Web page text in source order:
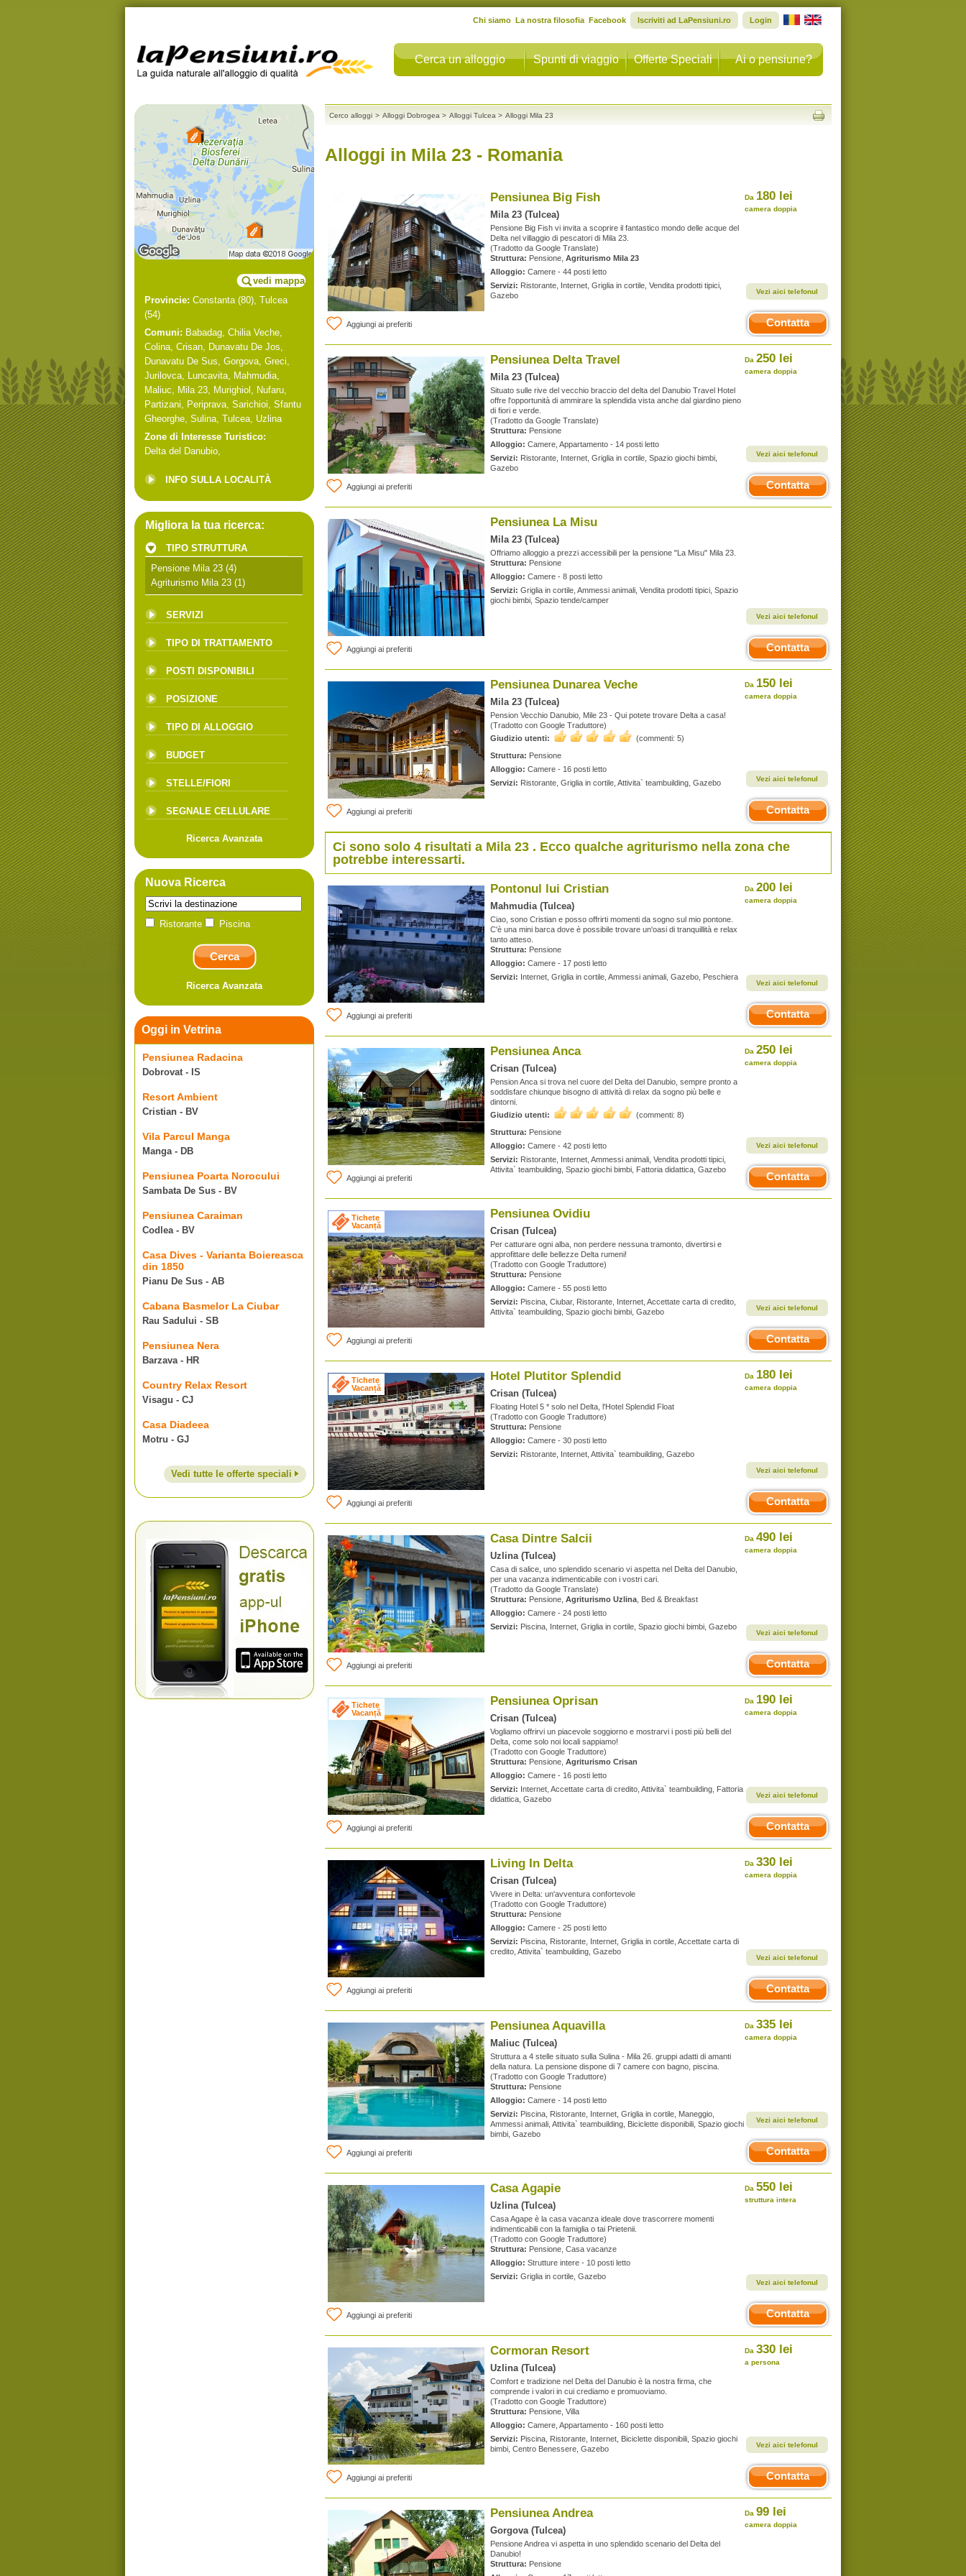
Cerca un alloggio Spunti di viaggio Offerte Speciali Ai o pensiune?
Chi siamo La nostra filosofia Facebook Iscriviti ad LaPensiuni.ro Login
vedi mappa
Provincie: Constanta(80), Tulcea
(54)
Comuni: Babadag, Chilia Veche,
Colina, Crisan, Dunavatu De Jos,
Dunavatu De Sus, Gorgova, Greci,
Jurilovca, Luncavita, Mahmudia,
Maliuc, Mila 23, Murighiol , Nufaru,
Partizani, Periprava, Sarichioi, Sfantu
Gheorghe, Sulina, Tulcea, Uzlina
Zone di Interesse Turistico:
Delta del Danubio,
INFO SULLA LOCALITÀ
Migliora la tua ricerca:
TIPO STRUTTURA
Pensione Mila 23 (4)
Agriturismo Mila 23 (1)
SERVIZI
TIPO DI TRATTAMENTO
POSTI DISPONIBILI
POSIZIONE
TIPO DI ALLOGGIO
BUDGET
STELLE/FIORI
SEGNALE CELLULARE
Ricerca Avanzata
Nuova Ricerca
Ristorante Piscina
Ricerca Avanzata
Oggi in Vetrina
Pensiunea Radacina
Dobrovat - IS
Resort Ambient
Cristian - BV
Vila Parcul Manga
Manga - DB
Pensiunea Poarta Norocului
Sambata De Sus - BV
Pensiunea Caraiman
Codlea - BV
Casa Dives - Varianta Boiereasca
din 1850
Pianu De Sus - AB
Cabana Basmelor La Ciubar
Rau Sadului - SB
Pensiunea Nera
Barzava - HR
Country Relax Resort
Visagu - CJ
Casa Diadeea
Motru - GJ
Vedi tutte le offerte speciali
Cerco alloggi > Alloggi Dobrogea > Alloggi Tulcea > Alloggi Mila 23
Alloggi in Mila 23 - Romania
Aggiungi ai preferiti
Pensiunea Big Fish
Mila 23 (Tulcea)
Pensione Big Fish vi invita a scoprire il fantastico mondo delle acque del
Delta nel villaggio di pescatori di Mila 23.
(Tradotto da Google Translate)
Struttura: Pensione, Agriturismo Mila 23
Alloggio: Camere - 44 posti letto
Servizi: Ristorante, Internet, Griglia in cortile, Vendita prodotti tipici,
Gazebo
Da 180 lei
camera doppia
Vezi aici telefonul
Contatta
Aggiungi ai preferiti
Pensiunea Delta Travel
Mila 23 (Tulcea)
Situato sulle rive del vecchio braccio del delta del Danubio Travel Hotel
offre l'opportunità di ammirare la splendida vista anche dal giardino pieno
di fiori e verde.
(Tradotto da Google Translate)
Struttura: Pensione
Alloggio: Camere, Appartamento - 14 posti letto
Servizi: Ristorante, Internet, Griglia in cortile, Spazio giochi bimbi,
Gazebo
Da 250 lei
camera doppia
Vezi aici telefonul
Contatta
Aggiungi ai preferiti
Pensiunea La Misu
Mila 23 (Tulcea)
Offriamo alloggio a prezzi accessibili per la pensione "La Misu" Mila 23.
Struttura: Pensione
Alloggio: Camere - 8 posti letto
Servizi: Griglia in cortile, Ammessi animali, Vendita prodotti tipici, Spazio
giochi bimbi, Spazio tende/camper
Vezi aici telefonul
Contatta
Aggiungi ai preferiti
Pensiunea Dunarea Veche
Mila 23 (Tulcea)
Pension Vecchio Danubio, Mile 23 - Qui potete trovare Delta a casa!
(Tradotto con Google Traduttore)
Giudizio utenti:
(commenti: 5)
Struttura: Pensione
Alloggio: Camere - 16 posti letto
Servizi: Ristorante, Griglia in cortile, Attivita` teambuilding, Gazebo
Da 150 lei
camera doppia
Vezi aici telefonul
Contatta
Ci sono solo 4 risultati a Mila 23 . Ecco qualche agriturismo nella zona che
potrebbe interessarti.
Aggiungi ai preferiti
Pontonul lui Cristian
Mahmudia (Tulcea)
Ciao, sono Cristian e posso offrirti momenti da sogno sul mio pontone.
C'è una mini barca dove è possibile trovare un'oasi di tranquillità e relax
tanto atteso.
Struttura: Pensione
Alloggio: Camere - 17 posti letto
Servizi: Internet, Griglia in cortile, Ammessi animali, Gazebo, Peschiera
Da 200 lei
camera doppia
Vezi aici telefonul
Contatta
Aggiungi ai preferiti
Pensiunea Anca
Crisan (Tulcea)
Pension Anca si trova nel cuore del Delta del Danubio, sempre pronto a
soddisfare chiunque bisogno di attività di relax da sogno più belle e
dintorni.
Giudizio utenti:
(commenti: 8)
Struttura: Pensione
Alloggio: Camere - 42 posti letto
Servizi: Ristorante, Internet, Ammessi animali, Vendita prodotti tipici,
Attivita` teambuilding, Spazio giochi bimbi, Fattoria didattica, Gazebo
Da 250 lei
camera doppia
Vezi aici telefonul
Contatta
Tichete
Vacanță
Aggiungi ai preferiti
Pensiunea Ovidiu
Crisan (Tulcea)
Per catturare ogni alba, non perdere nessuna tramonto, divertirsi e
approfittare delle bellezze Delta rumeni!
(Tradotto con Google Traduttore)
Struttura: Pensione
Alloggio: Camere - 55 posti letto
Servizi: Piscina, Ciubar, Ristorante, Internet, Accettate carta di credito,
Attivita` teambuilding, Spazio giochi bimbi, Gazebo
Vezi aici telefonul
Contatta
Tichete
Vacanță
Aggiungi ai preferiti
Hotel Plutitor Splendid
Crisan (Tulcea)
Floating Hotel 5 * solo nel Delta, l'Hotel Splendid Float
(Tradotto con Google Traduttore)
Struttura: Pensione
Alloggio: Camere - 30 posti letto
Servizi: Ristorante, Internet, Attivita` teambuilding, Gazebo
Da 180 lei
camera doppia
Vezi aici telefonul
Contatta
Aggiungi ai preferiti
Casa Dintre Salcii
Uzlina (Tulcea)
Casa di salice, uno splendido scenario vi aspetta nel Delta del Danubio,
per una vacanza indimenticabile con i vostri cari.
(Tradotto da Google Translate)
Struttura: Pensione, Agriturismo Uzlina , Bed & Breakfast
Alloggio: Camere - 24 posti letto
Servizi: Piscina, Internet, Griglia in cortile, Spazio giochi bimbi, Gazebo
Da 490 lei
camera doppia
Vezi aici telefonul
Contatta
Tichete
Vacanță
Aggiungi ai preferiti
Pensiunea Oprisan
Crisan (Tulcea)
Vogliamo offrirvi un piacevole soggiorno e mostrarvi i posti più belli del
Delta, come solo noi locali sappiamo!
(Tradotto con Google Traduttore)
Struttura: Pensione, Agriturismo Crisan
Alloggio: Camere - 16 posti letto
Servizi: Internet, Accettate carta di credito, Attivita` teambuilding, Fattoria
didattica, Gazebo
Da 190 lei
camera doppia
Vezi aici telefonul
Contatta
Aggiungi ai preferiti
Living In Delta
Crisan (Tulcea)
Vivere in Delta: un'avventura confortevole
(Tradotto con Google Traduttore)
Struttura: Pensione
Alloggio: Camere - 25 posti letto
Servizi: Piscina, Ristorante, Internet, Griglia in cortile, Accettate carta di
credito, Attivita` teambuilding, Gazebo
Da 330 lei
camera doppia
Vezi aici telefonul
Contatta
Aggiungi ai preferiti
Pensiunea Aquavilla
Maliuc (Tulcea)
Struttura a 4 stelle situato sulla Sulina - Mila 26. gruppi adatti di amanti
della natura. La pensione dispone di 7 camere con bagno, piscina.
(Tradotto con Google Traduttore)
Struttura: Pensione
Alloggio: Camere - 14 posti letto
Servizi: Piscina, Ristorante, Internet, Griglia in cortile, Maneggio,
Ammessi animali, Attivita` teambuilding, Biciclette disponibili, Spazio giochi
bimbi, Gazebo
Da 335 lei
camera doppia
Vezi aici telefonul
Contatta
Aggiungi ai preferiti
Casa Agapie
Uzlina (Tulcea)
Casa Agape è la casa vacanza ideale dove trascorrere momenti
indimenticabili con la famiglia o tai Prietenii.
(Tradotto con Google Traduttore)
Struttura: Pensione, Casa vacanze
Alloggio: Strutture intere - 10 posti letto
Servizi: Griglia in cortile, Gazebo
Da 550 lei
struttura intera
Vezi aici telefonul
Contatta
Aggiungi ai preferiti
Cormoran Resort
Uzlina (Tulcea)
Comfort e tradizione nel Delta del Danubio è la nostra firma, che
comprende i valori in cui crediamo e promuoviamo.
(Tradotto con Google Traduttore)
Struttura: Pensione, Villa
Alloggio: Camere, Appartamento - 160 posti letto
Servizi: Piscina, Ristorante, Internet, Biciclette disponibili, Spazio giochi
bimbi, Centro Benessere, Gazebo
Da 330 lei
a persona
Vezi aici telefonul
Contatta
Pensiunea Andrea
Gorgova (Tulcea)
Pensione Andrea vi aspetta in uno splendido scenario del Delta del
Danubio!
Struttura: Pensione
Da 99 lei
camera doppia